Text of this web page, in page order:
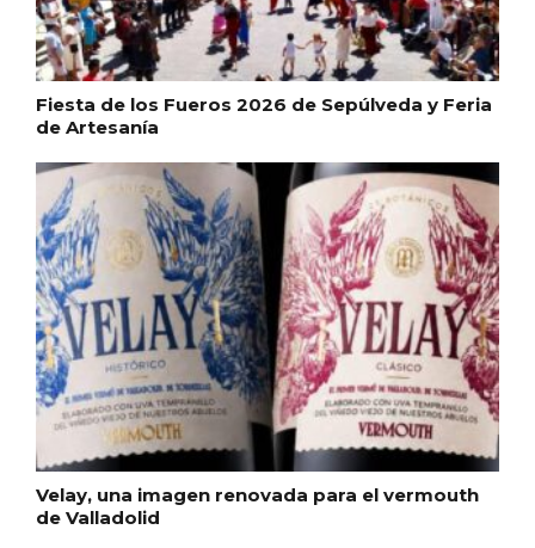
Fiesta de los Fueros 2026 de Sepúlveda y Feria
de Artesanía
Velay, una imagen renovada para el vermouth
de Valladolid
El árbol de Navidad de Fuenterrebollo